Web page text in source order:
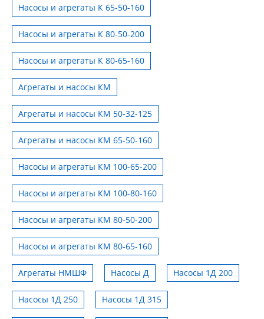
Насосы и агрегаты К 65-50-160
Насосы и агрегаты К 80-50-200
Насосы и агрегаты К 80-65-160
Агрегаты и насосы КМ
Агрегаты и насосы КМ 50-32-125
Агрегаты и насосы КМ 65-50-160
Насосы и агрегаты КМ 100-65-200
Насосы и агрегаты КМ 100-80-160
Насосы и агрегаты КМ 80-50-200
Насосы и агрегаты КМ 80-65-160
Агрегаты НМШФ Насосы Д Насосы 1Д 200
Насосы 1Д 250 Насосы 1Д 315